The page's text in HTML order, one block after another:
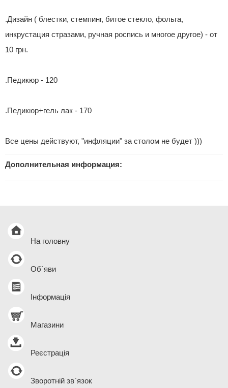
.Дизайн ( блестки, стемпинг, битое стекло, фольга,
инкрустация стразами, ручная роспись и многое другое) - от
10 грн.
.Педикюр - 120
.Педикюр+гель лак - 170
Все цены действуют, "инфляции" за столом не будет )))
Дополнительная информация:
На головну
Об`яви
Інформація
Магазини
Реєстрація
Зворотній зв`язок